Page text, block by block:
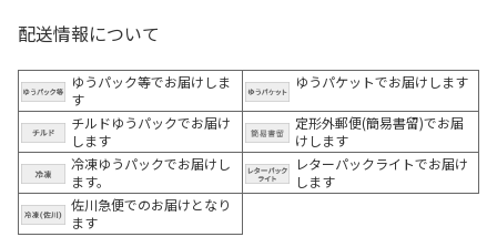
配送情報について
ゆうパック等でお届けしま
す
ゆうパケットでお届けします
チルドゆうパックでお届け
します
定形外郵便(簡易書留)でお届
けします
冷凍ゆうパックでお届けし
ます。
レターパックライトでお届け
します
佐川急便でのお届けとなり
ます